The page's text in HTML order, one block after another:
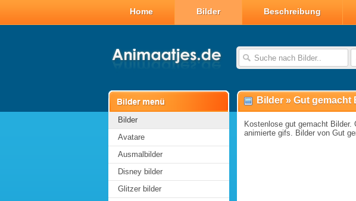
Home Bilder Beschreibung
Bilder
Avatare
Ausmalbilder
Disney bilder
Glitzer bilder
Bilder » Gut gemacht
Kostenlose gut gemacht
animierte gifs. Bilder von Gut